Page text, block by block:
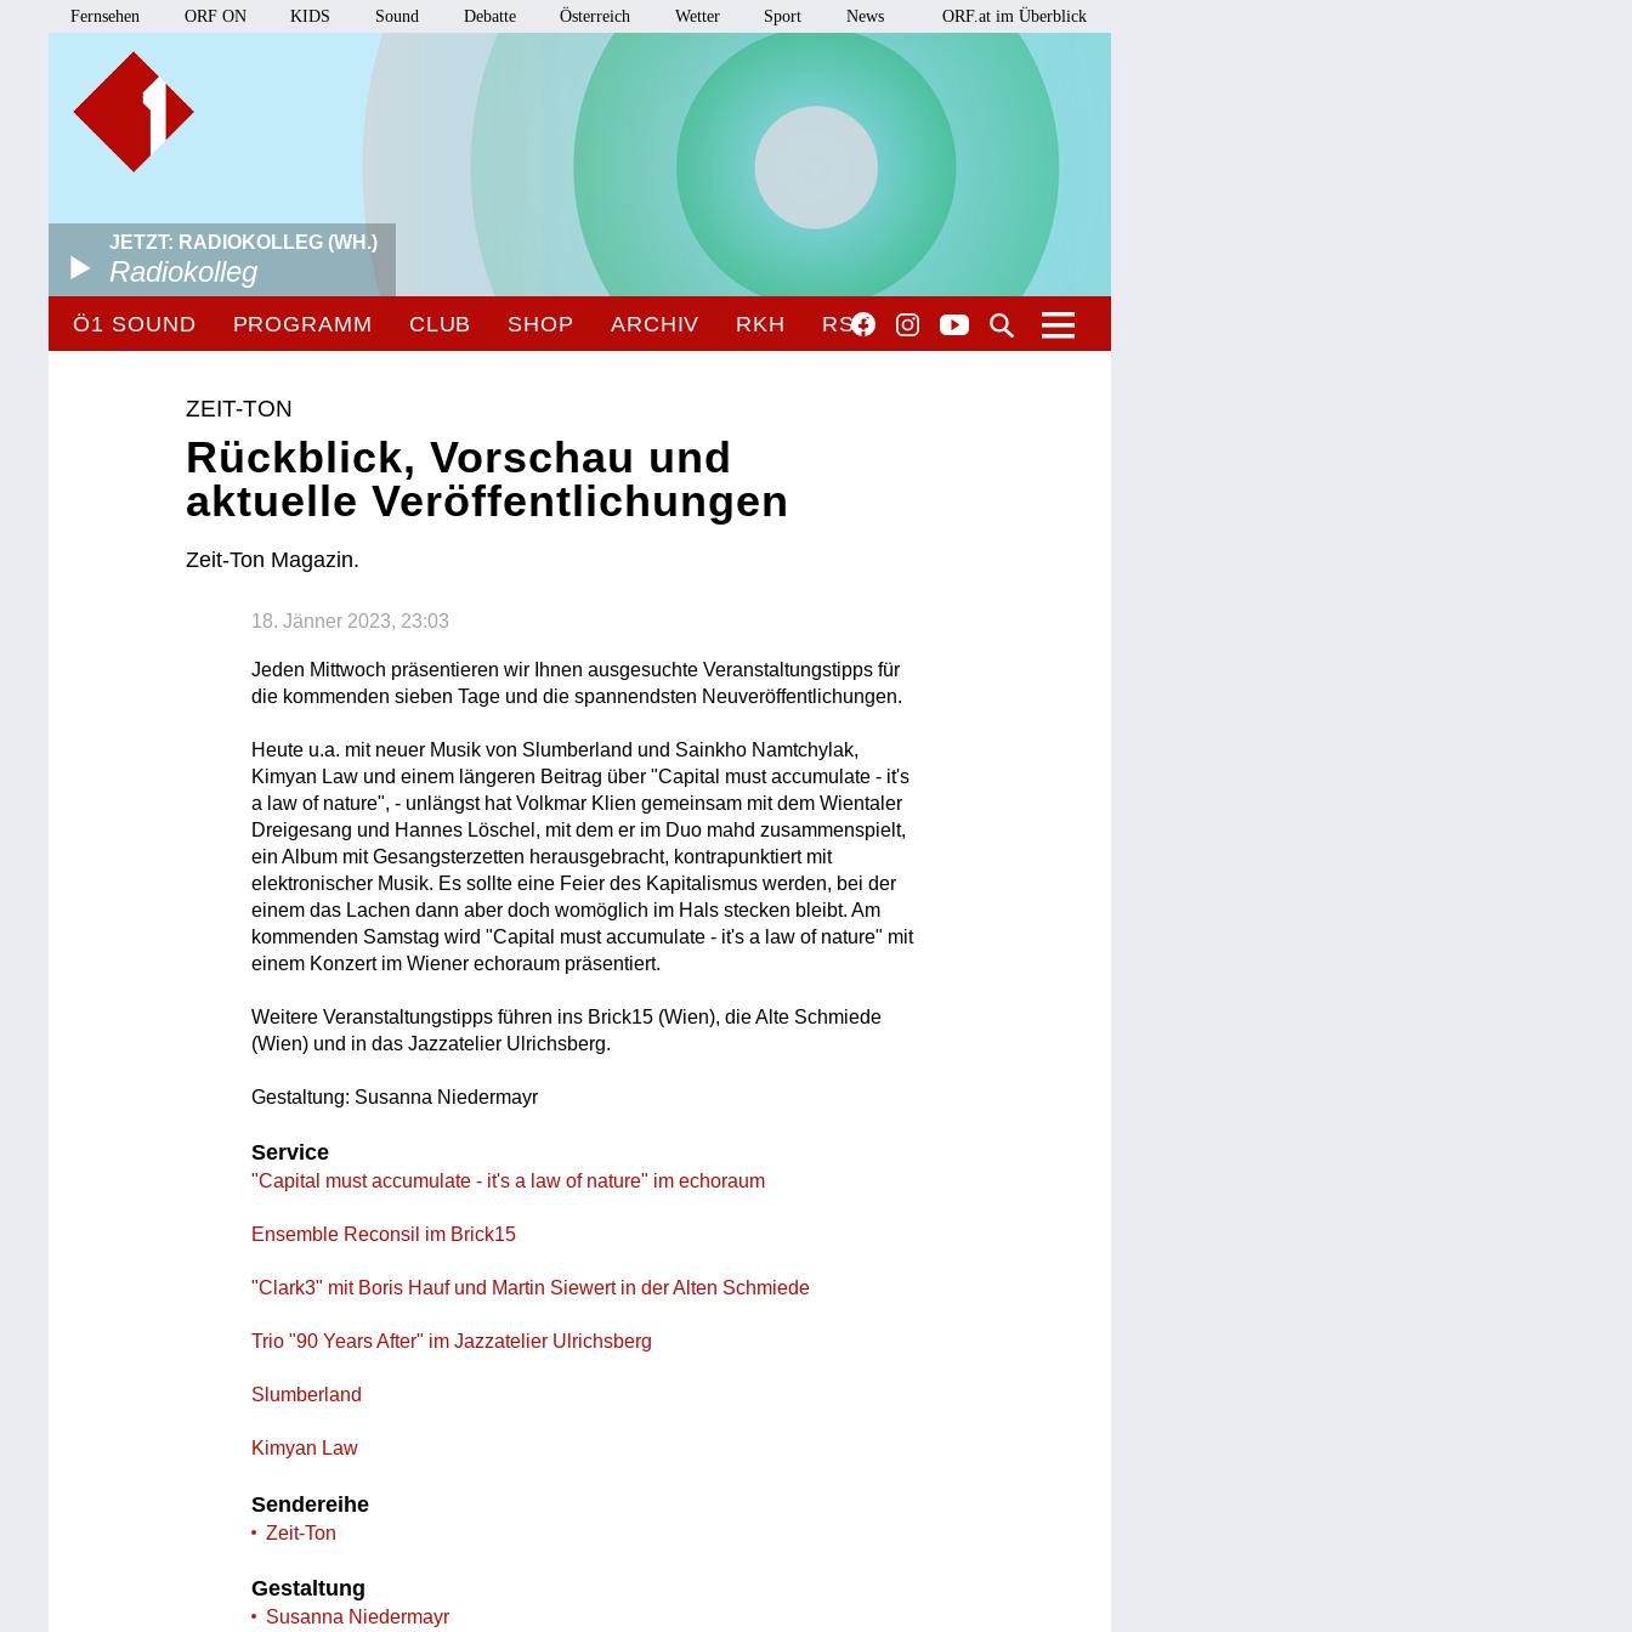
Fernsehen ORF ON KIDS Sound Debatte Österreich Wetter Sport News ORF.at im Überblick
JETZT: RADIOKOLLEG (WH.)
Radiokolleg
Ö1 SOUND PROGRAMM CLUB SHOP ARCHIV RKH RSO
ZEIT-TON
Rückblick, Vorschau und
aktuelle Veröffentlichungen
Zeit-Ton Magazin.
18. Jänner 2023, 23:03
Jeden Mittwoch präsentieren wir Ihnen ausgesuchte Veranstaltungstipps für
die kommenden sieben Tage und die spannendsten Neuveröffentlichungen.
Heute u.a. mit neuer Musik von Slumberland und Sainkho Namtchylak,
Kimyan Law und einem längeren Beitrag über "Capital must accumulate - it's
a law of nature", - unlängst hat Volkmar Klien gemeinsam mit dem Wientaler
Dreigesang und Hannes Löschel, mit dem er im Duo mahd zusammenspielt,
ein Album mit Gesangsterzetten herausgebracht, kontrapunktiert mit
elektronischer Musik. Es sollte eine Feier des Kapitalismus werden, bei der
einem das Lachen dann aber doch womöglich im Hals stecken bleibt. Am
kommenden Samstag wird "Capital must accumulate - it's a law of nature" mit
einem Konzert im Wiener echoraum präsentiert.
Weitere Veranstaltungstipps führen ins Brick15 (Wien), die Alte Schmiede
(Wien) und in das Jazzatelier Ulrichsberg.
Gestaltung: Susanna Niedermayr
Service
"Capital must accumulate - it's a law of nature" im echoraum
Ensemble Reconsil im Brick15
"Clark3" mit Boris Hauf und Martin Siewert in der Alten Schmiede
Trio "90 Years After" im Jazzatelier Ulrichsberg
Slumberland
Kimyan Law
Sendereihe
Zeit-Ton
Gestaltung
Susanna Niedermayr